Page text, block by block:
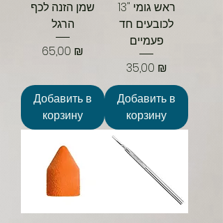
שמן הזנה לכף
הרגל
Цена
65,00 ₪
Добавить в
корзину
ראש גומי "13
לכובעים חד
פעמיים
Цена
35,00 ₪
Добавить в
корзину